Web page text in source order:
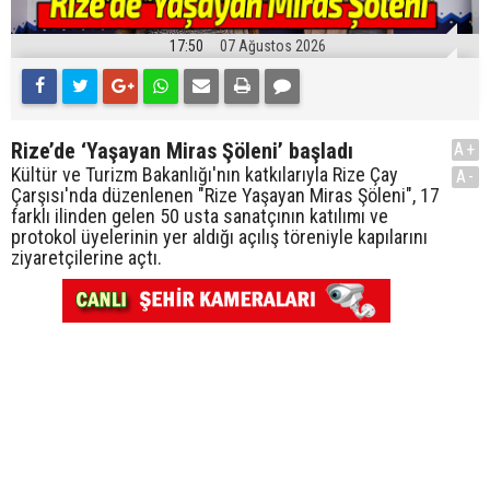
17:50 07 Ağustos 2026
Rize’de ‘Yaşayan Miras Şöleni’ başladı
Kültür ve Turizm Bakanlığı'nın katkılarıyla Rize Çay
Çarşısı'nda düzenlenen "Rize Yaşayan Miras Şöleni", 17
farklı ilinden gelen 50 usta sanatçının katılımı ve
protokol üyelerinin yer aldığı açılış töreniyle kapılarını
ziyaretçilerine açtı.
A+
A-